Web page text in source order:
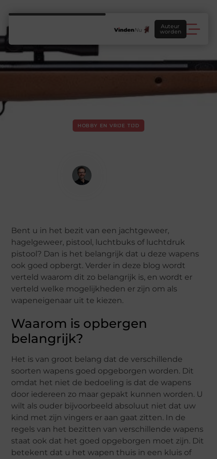
Auteur
worden
HOBBY EN VRIJE TIJD
Bent u in het bezit van een jachtgeweer,
hagelgeweer, pistool, luchtbuks of luchtdruk
pistool? Dan is het belangrijk dat u deze wapens
ook goed opbergt. Verder in deze blog wordt
verteld waarom dit zo belangrijk is, en wordt er
verteld welke mogelijkheden er zijn om als
wapeneigenaar uit te kiezen.
Waarom is opbergen
belangrijk?
Het is van groot belang dat de verschillende
soorten wapens goed opgeborgen worden. Dit
omdat het niet de bedoeling is dat de wapens
door iedereen zo maar gepakt kunnen worden. U
wilt als ouder bijvoorbeeld absoluut niet dat uw
kind met zijn vingers er aan gaat zitten. In de
regels van het bezitten van verschillende wapens
staat ook dat het goed opgeborgen moet zijn. Dit
betekent dat u het wapen thuis in een kluis of